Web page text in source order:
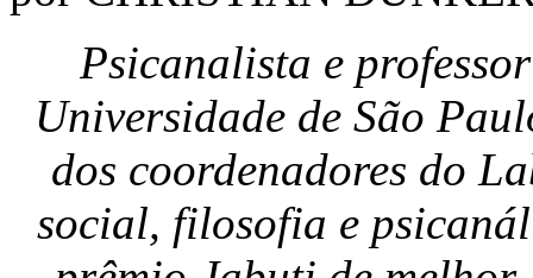
Psicanalista e
Universidade de São
dos coordenadores do
social, filosofia e